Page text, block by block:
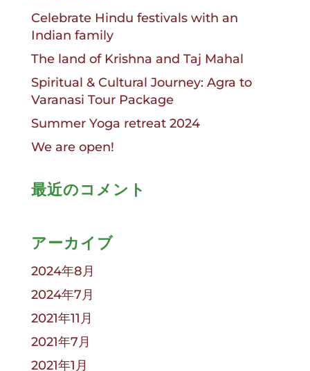
Celebrate Hindu festivals with an
Indian family
The land of Krishna and Taj Mahal
Spiritual & Cultural Journey: Agra to
Varanasi Tour Package
Summer Yoga retreat 2024
We are open!
最近のコメント
アーカイブ
2024年8月
2024年7月
2021年11月
2021年7月
2021年1月